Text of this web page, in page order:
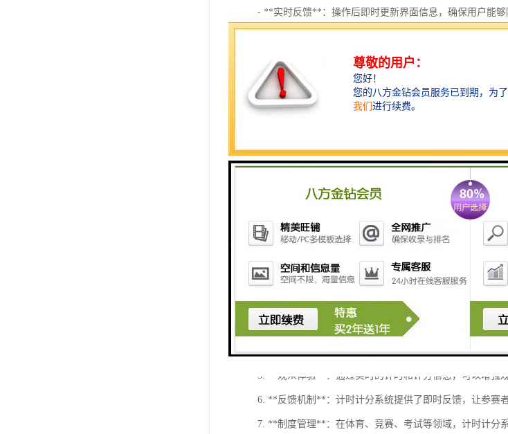
- **实时反馈**：操作后即时更新界面信息，确保用户能够
- **多个参赛者**：支持同时记录多个参赛者或队伍的分数
- **音效提示**：在计时结束或分数变动时提供声音提示。
- **数据导出**：可以将计时和计分数据导出为文件，便于
- **体育比赛**：如篮球、足球、羽毛球等，体育项目的计
- **游戏**：桌游、电子竞技等需要计时和计分的游戏场合
- **考试**：用于考试时限制时间和记录成绩。
以上是一个基本的计时计分系统的概述，根据具体需求，
1. **性**：计时计分系统能够确保比赛或活动的进行，通
2. **准确性**：使用的计时工具和计分方法，可以记录每
3. **数据分析**：计时计分系统可以收集大量的数据，供
4. **激励竞争**：明确的计时和计分可以激励参赛者努力
5. **观众体验**：通过实时的计时和计分信息，可以增强
6. **反馈机制**：计时计分系统提供了即时反馈，让参赛
7. **制度管理**：在体育、竞赛、考试等领域，计时计分